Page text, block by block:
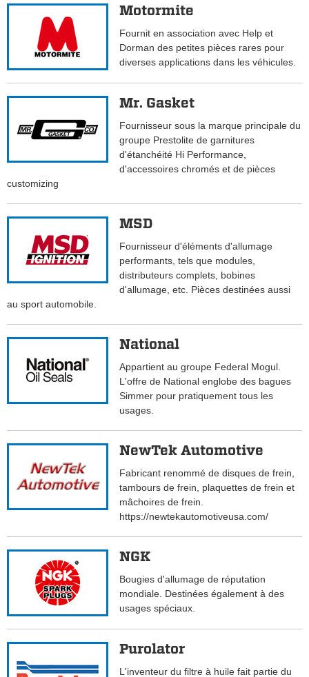
Motormite
Fournit en association avec Help et
Dorman des petites pièces rares pour
diverses applications dans les véhicules.
Mr. Gasket
Fournisseur sous la marque principale du
groupe Prestolite de garnitures
d'étanchéité Hi Performance,
d'accessoires chromés et de pièces
customizing
MSD
Fournisseur d'éléments d'allumage
performants, tels que modules,
distributeurs complets, bobines
d'allumage, etc. Pièces destinées aussi
au sport automobile.
National
Appartient au groupe Federal Mogul.
L'offre de National englobe des bagues
Simmer pour pratiquement tous les
usages.
NewTek Automotive
Fabricant renommé de disques de frein,
tambours de frein, plaquettes de frein et
mâchoires de frein.
https://newtekautomotiveusa.com/
NGK
Bougies d'allumage de réputation
mondiale. Destinées également à des
usages spéciaux.
Purolator
L'inventeur du filtre à huile fait partie du